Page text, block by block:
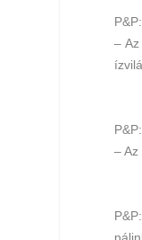
–
P&P:
–
P&P: